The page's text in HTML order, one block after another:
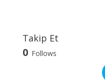
Takip Et
0 Follows